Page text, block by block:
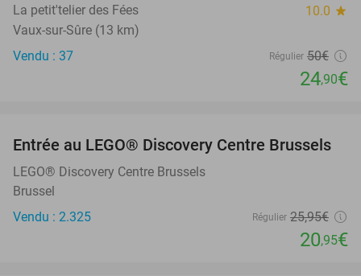
La petit'telier des Fées 10.0 star
Vaux-sur-Sûre (13 km)
Vendu : 37
Régulier 50€
24,90€
19%
Entrée au LEGO® Discovery Centre Brussels
LEGO® Discovery Centre Brussels
Brussel
Vendu : 2.325
Régulier 25,95€
20,95€